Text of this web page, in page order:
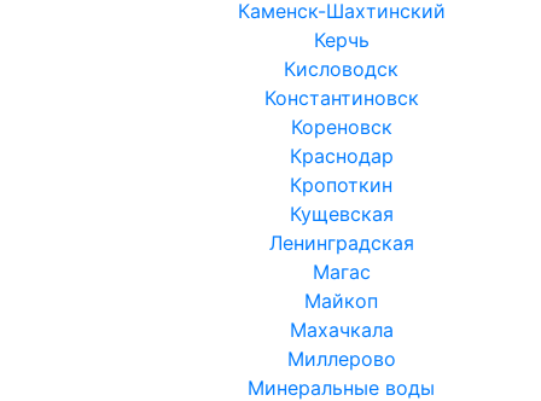
Каменск-Шахтинский
Керчь
Кисловодск
Константиновск
Кореновск
Краснодар
Кропоткин
Кущевская
Ленинградская
Магас
Майкоп
Махачкала
Миллерово
Минеральные воды